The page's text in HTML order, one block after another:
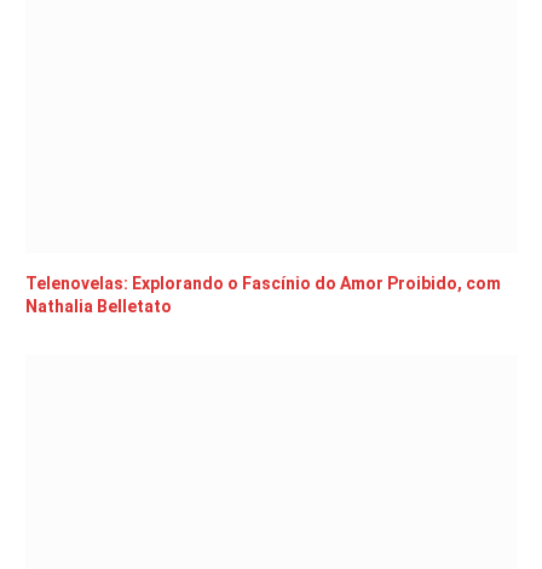
Telenovelas: Explorando o Fascínio do Amor Proibido, com
Nathalia Belletato